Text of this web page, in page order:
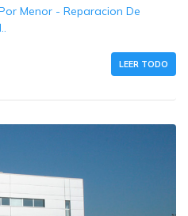
Menor - Reparacion De
LEER TODO